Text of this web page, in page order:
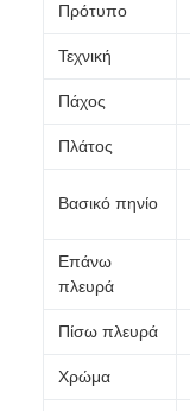
Πρότυπο
Τεχνική
Πάχος
Πλάτος
Βασικό πηνίο
Επάνω
πλευρά
Πίσω πλευρά
Χρώμα